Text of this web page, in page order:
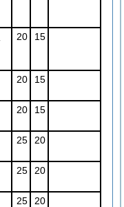
20 15
20 15
20 15
25 20
25 20
25 20